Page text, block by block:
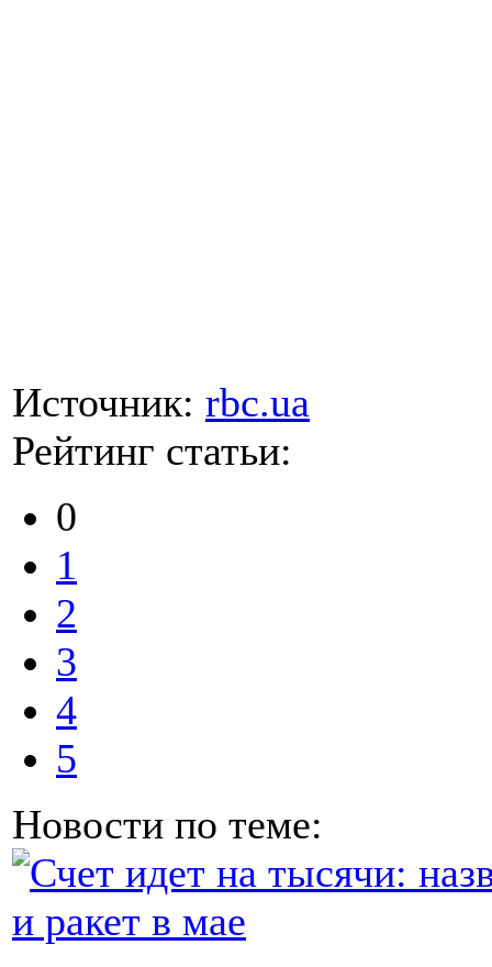
Источник: rbc.ua
Рейтинг статьи:
0
1
2
3
4
5
Новости по теме: